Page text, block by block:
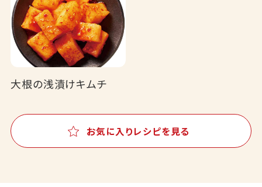
大根の浅漬けキムチ
お気に入りレシピを見る